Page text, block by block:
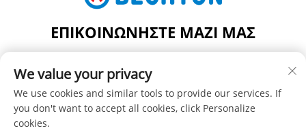
ΕΠΙΚΟΙΝΩΝΉΣΤΕ ΜΑΖΊ ΜΑΣ
ZHANGJIAGANG, ΕΠΑΡΧΙΑ JIANGSU, ΚΙΝΑ
Τηλ.:+86-13962240078
Ηλ. Διεύθυνση:[email protected]
We value your privacy
We use cookies and similar tools to provide our services. If
you don't want to accept all cookies, click Personalize
cookies.